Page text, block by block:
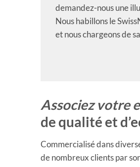
demandez-nous une
Nous habillons le
et nous chargeons de
Associez votre
de qualité et
Commercialisé dans
de nombreux clients par